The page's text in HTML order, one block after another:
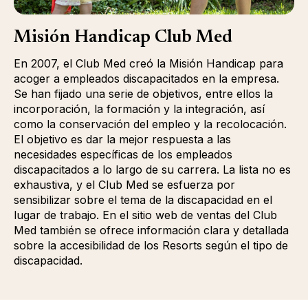
Misión Handicap Club Med
En 2007, el Club Med creó la Misión Handicap para
acoger a empleados discapacitados en la empresa.
Se han fijado una serie de objetivos, entre ellos la
incorporación, la formación y la integración, así
como la conservación del empleo y la recolocación.
El objetivo es dar la mejor respuesta a las
necesidades específicas de los empleados
discapacitados a lo largo de su carrera. La lista no es
exhaustiva, y el Club Med se esfuerza por
sensibilizar sobre el tema de la discapacidad en el
lugar de trabajo. En el sitio web de ventas del Club
Med también se ofrece información clara y detallada
sobre la accesibilidad de los Resorts según el tipo de
discapacidad.